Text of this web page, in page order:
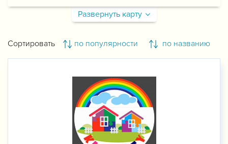
Развернуть карту
Сортировать по популярности по названию